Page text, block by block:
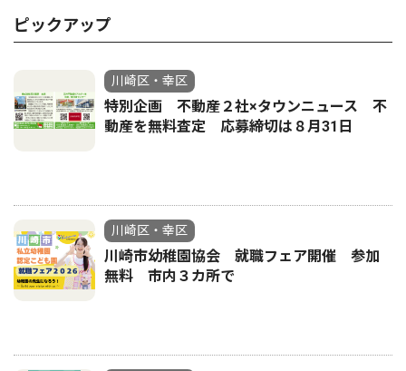
ピックアップ
川崎区・幸区
特別企画 不動産２社×タウンニュース 不
動産を無料査定 応募締切は８月31日
川崎区・幸区
川崎市幼稚園協会 就職フェア開催 参加
無料 市内３カ所で